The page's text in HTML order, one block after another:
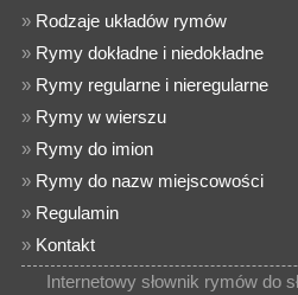
» Rodzaje układów rymów
» Rymy dokładne i niedokładne
» Rymy regularne i nieregularne
» Rymy w wierszu
» Rymy do imion
» Rymy do nazw miejscowości
» Regulamin
» Kontakt
Internetowy słownik rymów do